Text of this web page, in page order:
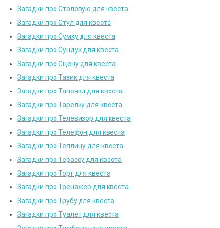
Загадки про Столовую для квеста
Загадки про Стул для квеста
Загадки про Сумку для квеста
Загадки про Сундук для квеста
Загадки про Сцену для квеста
Загадки про Тазик для квеста
Загадки про Тапочки для квеста
Загадки про Тарелку для квеста
Загадки про Телевизор для квеста
Загадки про Телефон для квеста
Загадки про Теплицу для квеста
Загадки про Терассу для квеста
Загадки про Торт для квеста
Загадки про Тренажёр для квеста
Загадки про Трубу для квеста
Загадки про Туалет для квеста